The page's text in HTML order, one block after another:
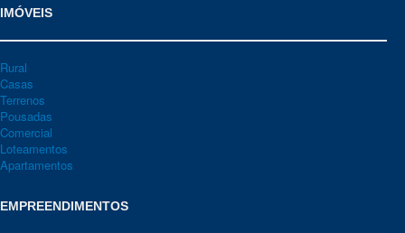
IMÓVEIS
Rural
Casas
Terrenos
Pousadas
Comercial
Loteamentos
Apartamentos
EMPREENDIMENTOS